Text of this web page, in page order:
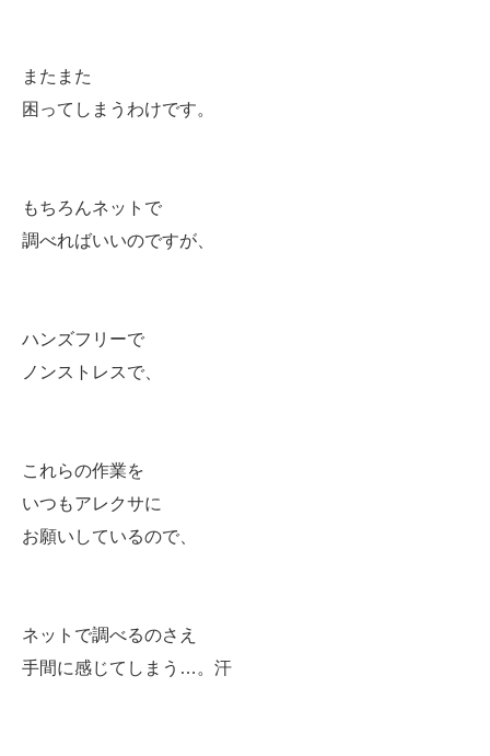
またまた
困ってしまうわけです。
もちろんネットで
調べればいいのですが、
ハンズフリーで
ノンストレスで、
これらの作業を
いつもアレクサに
お願いしているので、
ネットで調べるのさえ
手間に感じてしまう…。汗